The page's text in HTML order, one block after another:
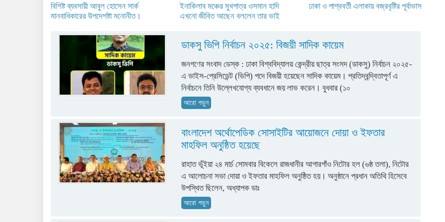
বিশিষ্ট ব্যবসায়ী আবুল হোসেন সার্ক
মানবাধিকারের উপদেশষ্টা মনোনীত।
ইনাকিলাব মঞ্চের মুখপাত্র ওসমান হাদি
এখনো জীবিত আছেন বললেন তার ভাই
ঢাকা ও পাশ্ববর্তী এলাকায় বজ্রবৃষ্টির পূর্বাভাস
ডাকসু ভিপি নির্বাচন ২০২৫: বিজয়ী সাদিক কায়েম
জনগণের সংবাদ ডেস্ক : ঢাকা বিশ্ববিদ্যালয় কেন্দ্রীয় ছাত্র সংসদ (ডাকসু) নির্বাচন ২০২৫-
এ ভাইস-প্রেসিডেন্ট (ভিপি) পদে বিজয়ী হয়েছেন সাদিক কায়েম। প্রতিদ্বন্দ্বিতাপূর্ণ এ
নির্বাচনে তিনি উল্লেখযোগ্য ব্যবধানে জয় লাভ করেন। বুধবার (১০
আরো পড়ুন
বাংলাদেশ অর্থোপেডিক সোসাইটির আয়োজনে দোয়া ও ইফতার
মাহফিল অনুষ্ঠিত হয়েছে
রাহাত ভূঁইয়া ২৪ মার্চ সোমবার বিকেলে রাজধানীর আগারগাঁও নিটোর হল (৬ষ্ঠ তলা), নিটোর
এ আলোচনা সভা দোয়া ও ইফতার মাহফিল অনুষ্ঠিত হয়। অনুষ্ঠানে প্রধান অতিথি হিসেবে
উপস্থিত ছিলেন, অধ্যাপক ডাঃ
আরো পড়ুন